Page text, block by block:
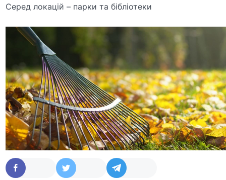
Серед локацій – парки та бібліотеки